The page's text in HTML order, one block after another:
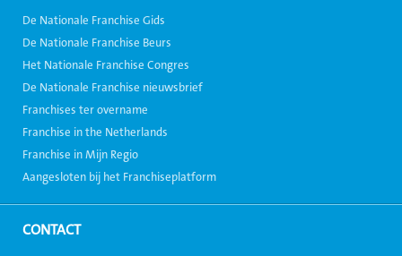
De Nationale Franchise Gids
De Nationale Franchise Beurs
Het Nationale Franchise Congres
De Nationale Franchise nieuwsbrief
Franchises ter overname
Franchise in the Netherlands
Franchise in Mijn Regio
Aangesloten bij het Franchiseplatform
CONTACT